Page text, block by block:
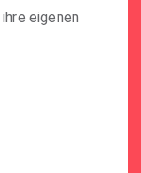
eigenen